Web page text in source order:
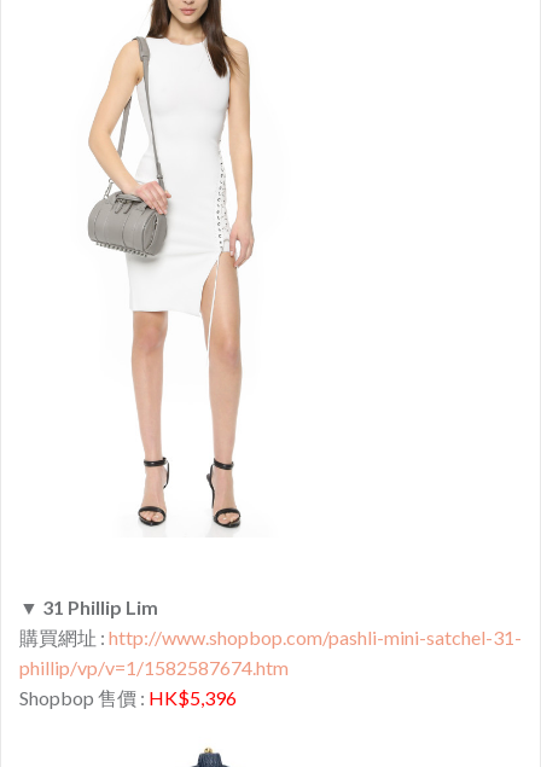
▼ 31 Phillip Lim
購買網址 : http://www.shopbop.com/pashli-mini-satchel-31-
phillip/vp/v=1/1582587674.htm
Shopbop 售價 : HK$5,396